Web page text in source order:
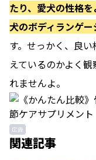
たり、愛犬の性格
犬のボディランゲ
す。せっかく、良
えているのかよく
れませんよ。
広告
関連記事